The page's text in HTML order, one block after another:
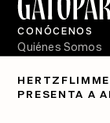
PRESENTA A
CONÓCENOS
Quiénes Somos
PÓDCASTS